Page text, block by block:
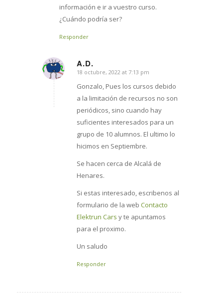
información e ir a vuestro curso.
¿Cuándo podría ser?
Responder
A.D.
says:
18 octubre, 2022 at 7:13 pm
Gonzalo, Pues los cursos debido
a la limitación de recursos no son
periódicos, sino cuando hay
suficientes interesados para un
grupo de 10 alumnos. El ultimo lo
hicimos en Septiembre.
Se hacen cerca de Alcalá de
Henares.
Si estas interesado, escribenos al
formulario de la web Contacto
Elektrun Cars y te apuntamos
para el proximo.
Un saludo
Responder